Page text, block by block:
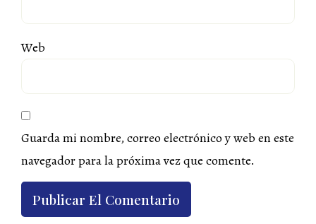
Web
Guarda mi nombre, correo electrónico y web en este
navegador para la próxima vez que comente.